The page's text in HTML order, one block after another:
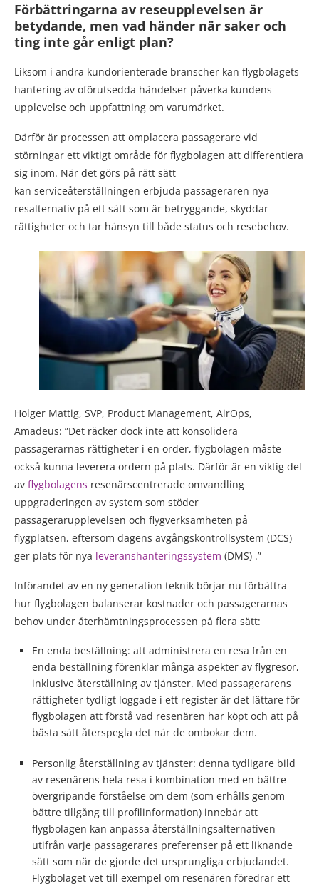
Förbättringarna av reseupplevelsen är
betydande, men vad händer när saker och
ting inte går enligt plan?
Liksom i andra kundorienterade branscher kan flygbolagets
hantering av oförutsedda händelser påverka kundens
upplevelse och uppfattning om varumärket.
Därför är processen att omplacera passagerare vid
störningar ett viktigt område för flygbolagen att differentiera
sig inom. När det görs på rätt sätt
kan serviceåterställningen erbjuda passageraren nya
resalternativ på ett sätt som är betryggande, skyddar
rättigheter och tar hänsyn till både status och resebehov.
Holger Mattig, SVP, Product Management, AirOps,
Amadeus: ”Det räcker dock inte att konsolidera
passagerarnas rättigheter i en order, flygbolagen måste
också kunna leverera ordern på plats. Därför är en viktig del
av flygbolagens resenärscentrerade omvandling
uppgraderingen av system som stöder
passagerarupplevelsen och flygverksamheten på
flygplatsen, eftersom dagens avgångskontrollsystem (DCS)
ger plats för nya leveranshanteringssystem (DMS) .”
Införandet av en ny generation teknik börjar nu förbättra
hur flygbolagen balanserar kostnader och passagerarnas
behov under återhämtningsprocessen på flera sätt:
En enda beställning: att administrera en resa från en
enda beställning förenklar många aspekter av flygresor,
inklusive återställning av tjänster. Med passagerarens
rättigheter tydligt loggade i ett register är det lättare för
flygbolagen att förstå vad resenären har köpt och att på
bästa sätt återspegla det när de ombokar dem.
Personlig återställning av tjänster: denna tydligare bild
av resenärens hela resa i kombination med en bättre
övergripande förståelse om dem (som erhålls genom
bättre tillgång till profilinformation) innebär att
flygbolagen kan anpassa återställningsalternativen
utifrån varje passagerares preferenser på ett liknande
sätt som när de gjorde det ursprungliga erbjudandet.
Flygbolaget vet till exempel om resenären föredrar ett